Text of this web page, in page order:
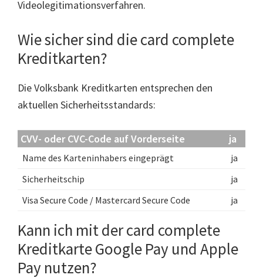
Videolegitimationsverfahren.
Wie sicher sind die card complete
Kreditkarten?
Die Volksbank Kreditkarten entsprechen den
aktuellen Sicherheitsstandards:
CVV- oder CVC-Code auf Vorderseite ja
Name des Karteninhabers eingeprägt
ja
Sicherheitschip
ja
Visa Secure Code / Mastercard Secure Code
ja
Kann ich mit der card complete
Kreditkarte Google Pay und Apple
Pay nutzen?